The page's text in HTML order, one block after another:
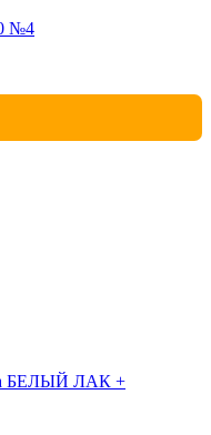
№4
БЕЛЫЙ ЛАК +